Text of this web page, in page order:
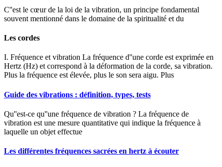
C''est le cœur de la loi de la vibration, un principe fondamental
souvent mentionné dans le domaine de la spiritualité et du
Les cordes
I. Fréquence et vibration La fréquence d''une corde est exprimée en
Hertz (Hz) et correspond à la déformation de la corde, sa vibration.
Plus la fréquence est élevée, plus le son sera aigu. Plus
Guide des vibrations : définition, types, tests
Qu''est-ce qu''une fréquence de vibration ? La fréquence de
vibration est une mesure quantitative qui indique la fréquence à
laquelle un objet effectue
Les différentes fréquences sacrées en hertz à écouter